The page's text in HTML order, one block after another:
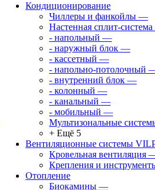
Кондиционирование
Чиллеры и фанкойлы —
Настенная сплит-система
- напольный —
- наружный блок —
- кассетный —
- напольно-потолочный
- внутренний блок —
- колонный —
- канальный —
- мобильный —
Мультизональные
+ Ещё 5
Вентиляционные системы
Кровельная вентиляция
Крепления и
Отопление
Биокамины —